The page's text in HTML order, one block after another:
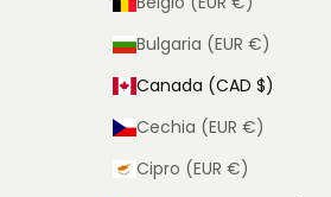
Bulgaria (EUR €)
Canada (CAD $)
Cechia (EUR €)
Cipro (EUR €)